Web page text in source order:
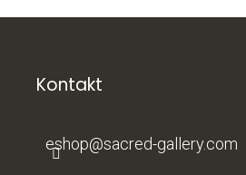
Z
Kontakt
eshop@sacred-gallery.com